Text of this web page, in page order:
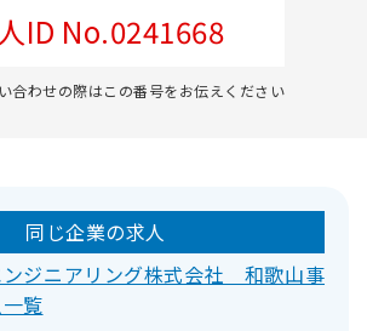
ID No.0241668
合わせの際はこの番号をお伝えください
同じ企業の求人
ンジニアリング株式会社 和歌山事
覧